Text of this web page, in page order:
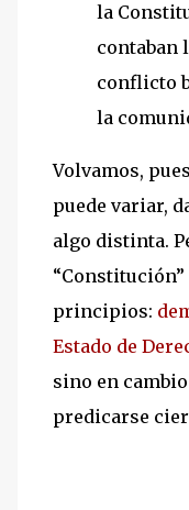
la
contaban
conflicto
la
Volvamos,
puede variar,
algo distinta.
principios:
Estado de
sino en
predicarse